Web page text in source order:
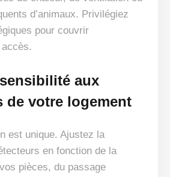
d’animaux. Privilégiez
pour couvrir
aux
de votre logement
est unique. Ajustez la
en fonction de la
pièces, du passage